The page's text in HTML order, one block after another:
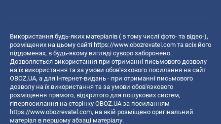
Використання будь-яких матеріалів ( в тому числі фото- та відео-),
розміщених на цьому сайті https://www.obozrevatel.com та всіх його
піддоменах, в будь-якому вигляді суворо заборонено.
Дозволяється використання при отриманні письмового дозволу
на їх використання та за умови обов'язкового посилання на сайт
OBOZ.UA, а для інтернет-видань - при отриманні письмового
дозволу на їх використання та за умови обов'язкового
розміщення прямого, відкритого для пошукових систем,
гіперпосилання на сторінку OBOZ.UA за посиланням
https://www.obozrevatel.com, на якій розміщено оригінальний
матеріал в першому абзаці матеріалу.